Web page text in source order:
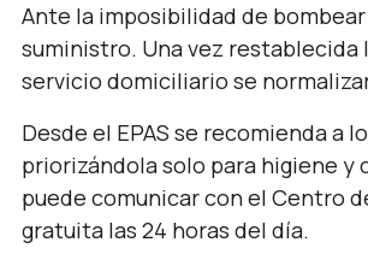
Ante la imposibilidad de
suministro. Una vez restablecida
servicio domiciliario se
Desde el EPAS se recomienda a
priorizándola solo para higiene y
puede comunicar con el Centro
gratuita las 24 horas del día.